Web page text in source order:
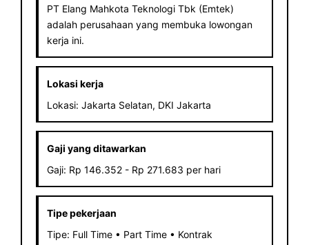
PT Elang Mahkota Teknologi Tbk (Emtek)
adalah perusahaan yang membuka lowongan
kerja ini.
Lokasi kerja
Lokasi: Jakarta Selatan, DKI Jakarta
Gaji yang ditawarkan
Gaji: Rp 146.352 - Rp 271.683 per hari
Tipe pekerjaan
Tipe: Full Time • Part Time • Kontrak